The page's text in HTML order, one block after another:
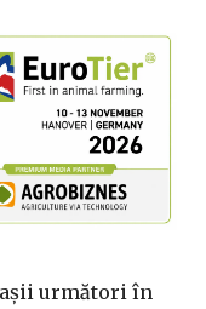
următori în